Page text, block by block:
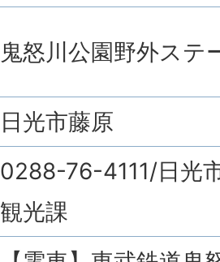
鬼怒川公園野外ステ
日光市藤原
0288-76-4111/日光
観光課